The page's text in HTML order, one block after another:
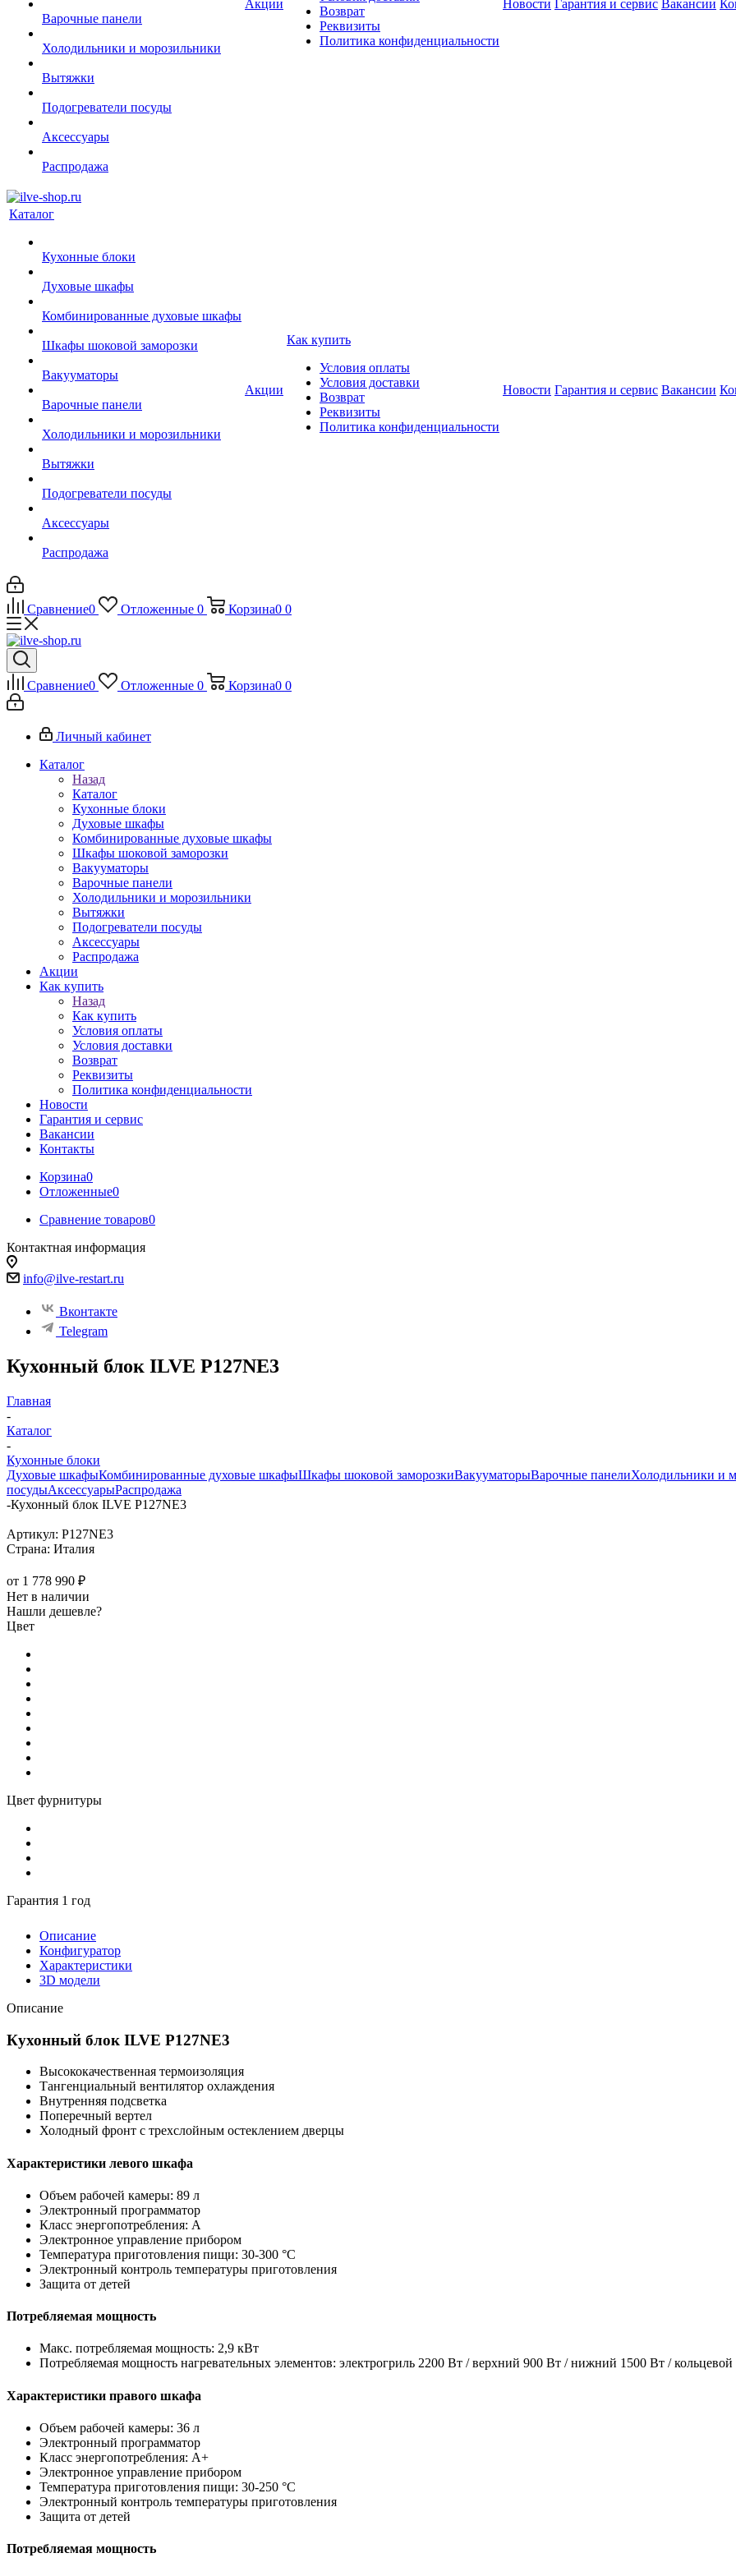
Варочные панели
Холодильники и морозильники
Вытяжки
Подогреватели посуды
Аксессуары
Распродажа
Акции
Возврат
Реквизиты
Политика конфиденциальности
Новости Гарантия и сервис Вакансии
Каталог
Кухонные блоки
Духовые шкафы
Комбинированные духовые шкафы
Шкафы шоковой заморозки
Вакууматоры
Варочные панели
Холодильники и морозильники
Вытяжки
Подогреватели посуды
Аксессуары
Распродажа
Акции
Как купить
Условия оплаты
Условия доставки
Возврат
Реквизиты
Политика конфиденциальности
Новости Гарантия и сервис Вакансии
Сравнение0 Отложенные 0 Корзина0 0
Сравнение0 Отложенные 0 Корзина0 0
Личный кабинет
Каталог
Назад
Каталог
Кухонные блоки
Духовые шкафы
Комбинированные духовые шкафы
Шкафы шоковой заморозки
Вакууматоры
Варочные панели
Холодильники и морозильники
Вытяжки
Подогреватели посуды
Аксессуары
Распродажа
Акции
Как купить
Назад
Как купить
Условия оплаты
Условия доставки
Возврат
Реквизиты
Политика конфиденциальности
Новости
Гарантия и сервис
Вакансии
Контакты
Корзина0
Отложенные0
Сравнение товаров0
Контактная информация
info@ilve-restart.ru
Вконтакте
Telegram
Кухонный блок ILVE P127NE3
Главная
-
Каталог
-
Кухонные блоки
Духовые шкафыКомбинированные духовые шкафыШкафы шоковой заморозкиВакууматорыВарочные панелиХолодильники и
посудыАксессуарыРаспродажа
-Кухонный блок ILVE P127NE3
Артикул: P127NE3
Страна: Италия
от 1 778 990 ₽
Нет в наличии
Нашли дешевле?
Цвет
Цвет фурнитуры
Гарантия 1 год
Описание
Конфигуратор
Характеристики
3D модели
Описание
Кухонный блок ILVE P127NE3
Высококачественная термоизоляция
Тангенциальный вентилятор охлаждения
Внутренняя подсветка
Поперечный вертел
Холодный фронт с трехслойным остеклением дверцы
Характеристики левого шкафа
Объем рабочей камеры: 89 л
Электронный программатор
Класс энергопотребления: A
Электронное управление прибором
Температура приготовления пищи: 30-300 °C
Электронный контроль температуры приготовления
Защита от детей
Потребляемая мощность
Макс. потребляемая мощность: 2,9 кВт
Потребляемая мощность нагревательных элементов: электрогриль 2200 Вт / верхний 900 Вт / нижний 1500 Вт /
Характеристики правого шкафа
Объем рабочей камеры: 36 л
Электронный программатор
Класс энергопотребления: A+
Электронное управление прибором
Температура приготовления пищи: 30-250 °C
Электронный контроль температуры приготовления
Защита от детей
Потребляемая мощность